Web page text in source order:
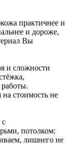
практичнее и
и дороже,
Вы
и сложности
стоимость не
с
потолком:
лишнего не